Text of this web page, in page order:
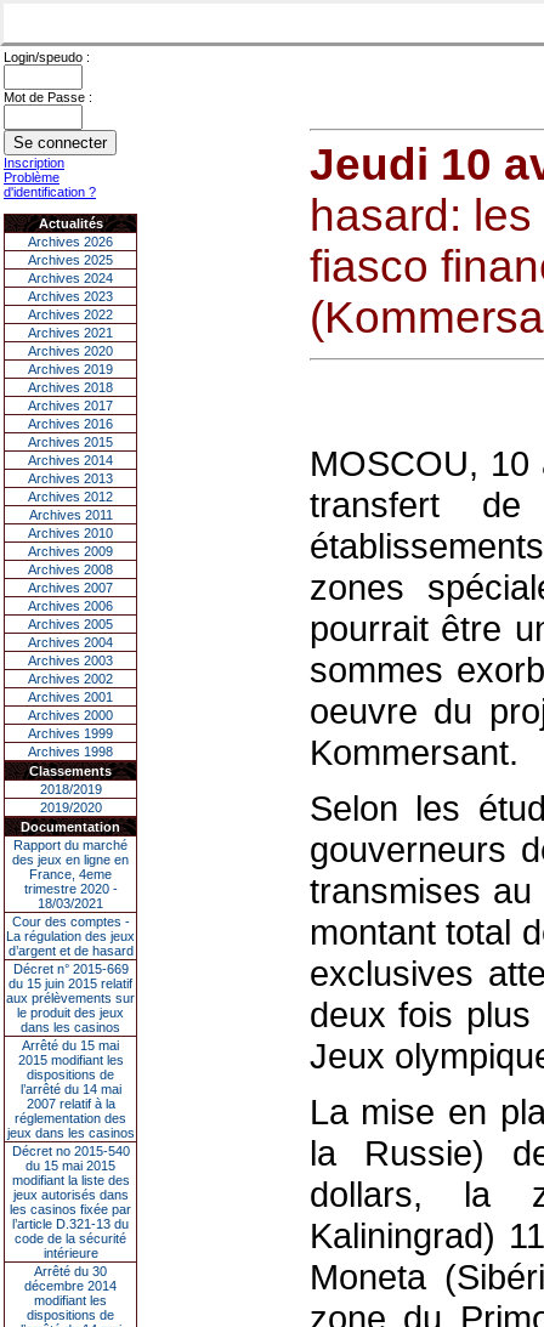
Login/speudo :
Mot de Passe :
Inscription
Problème
d'identification ?
Actualités
Archives 2026
Archives 2025
Archives 2024
Archives 2023
Archives 2022
Archives 2021
Archives 2020
Archives 2019
Archives 2018
Archives 2017
Archives 2016
Archives 2015
Archives 2014
Archives 2013
Archives 2012
Archives 2011
Archives 2010
Archives 2009
Archives 2008
Archives 2007
Archives 2006
Archives 2005
Archives 2004
Archives 2003
Archives 2002
Archives 2001
Archives 2000
Archives 1999
Archives 1998
Classements
2018/2019
2019/2020
Documentation
Rapport du marché
des jeux en ligne en
France, 4eme
trimestre 2020 -
18/03/2021
Cour des comptes -
La régulation des jeux
d’argent et de hasard
Décret n° 2015-669
du 15 juin 2015 relatif
aux prélèvements sur
le produit des jeux
dans les casinos
Arrêté du 15 mai
2015 modifiant les
dispositions de
l’arrêté du 14 mai
2007 relatif à la
réglementation des
jeux dans les casinos
Décret no 2015-540
du 15 mai 2015
modifiant la liste des
jeux autorisés dans
les casinos fixée par
l’article D.321-13 du
code de la sécurité
intérieure
Arrêté du 30
décembre 2014
modifiant les
dispositions de
Jeudi 10
hasard:
fiasco
MOSCOU,
transfert
zones
pourrait être
sommes
oeuvre du
Kommersant.
Selon les
gouverneurs
transmises
montant total
exclusives
deux fois
Jeux
La mise en
la Russie)
dollars, la
Kaliningrad)
Moneta
zone du